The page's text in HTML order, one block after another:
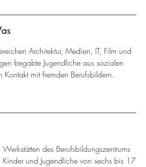
Architektur, Medien, IT, Film und
begabte Jugendliche aus sozialen
Kontakt mit fremden Berufsbildern.
des Berufsbildungszentrums
Kinder und Jugendliche von sechs bis 17